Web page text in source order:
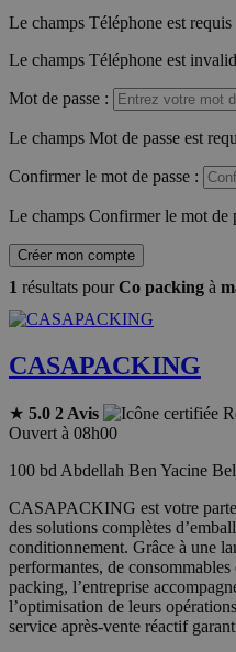
Le champs Téléphone est requis
Le champs Téléphone est invalid
Mot de passe :
Le champs Mot de passe est
Confirmer le mot de passe :
Le champs Confirmer le mot de
Créer mon compte
1 résultats pourCo packing à
CASAPACKING
★ 5.0 2 Avis
Ouvert à 08h00
100 bd Abdellah Ben Yacine
CASAPACKING est votre
des solutions complètes
conditionnement. Grâce à une
performantes, de
packing, l’entreprise
l’optimisation de leurs
service après-vente réactif